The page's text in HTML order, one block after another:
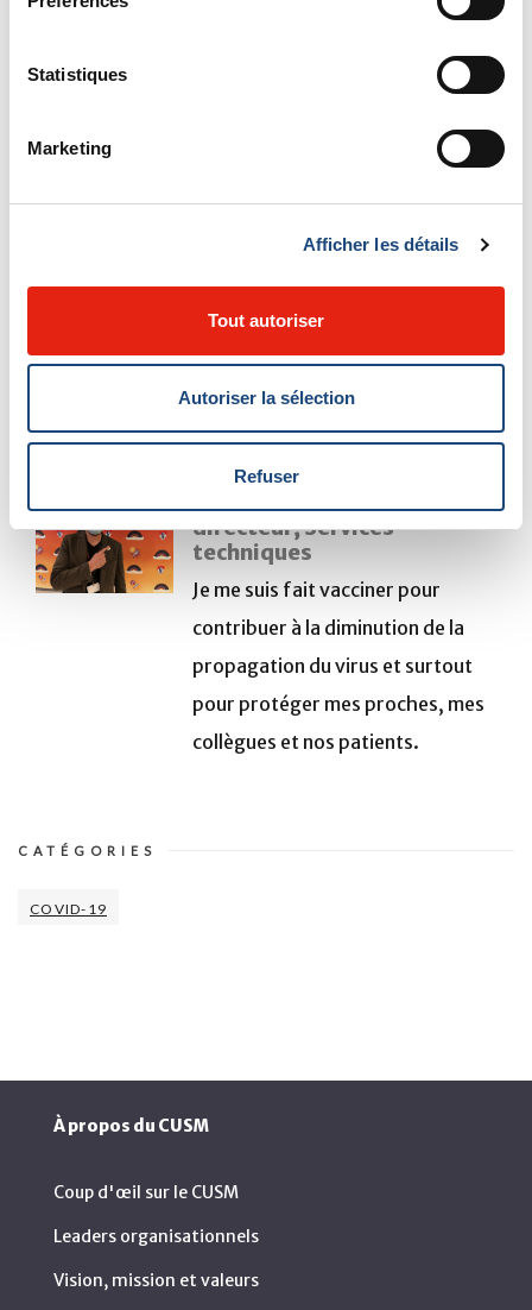
Statistiques
Marketing
Afficher les détails
Tout autoriser
Autoriser la sélection
Refuser
Ranee Dwarka, Infirmière
gestionnaire adjointe du
programme d’orthopédie,
neurochirurgie et de
Pierre-Marc Legris,
directeur, Services
techniques
Je me suis fait vacciner pour
contribuer à la diminution de la
propagation du virus et surtout
pour protéger mes proches, mes
collègues et nos patients.
CATÉGORIES
COVID-19
À propos du CUSM
Coup d'œil sur le CUSM
Leaders organisationnels
Vision, mission et valeurs